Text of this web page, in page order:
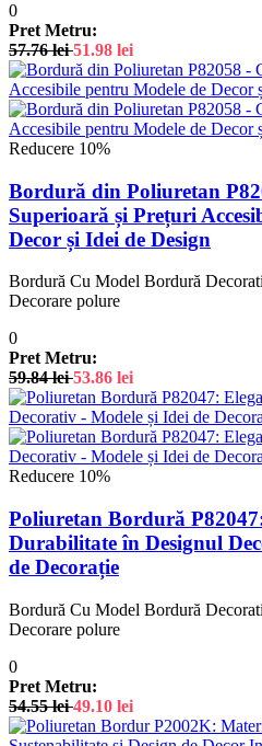
0
Pret Metru:
57.76lei 51.98 lei
Reducere 10%
Bordură din Poliuretan
Superioară și Prețuri
Decor și Idei de Design
Bordură Cu Model Bordură
Decorare polure
0
Pret Metru:
59.84lei 53.86 lei
Reducere 10%
Poliuretan Bordură
Durabilitate în Designul
de Decorație
Bordură Cu Model Bordură
Decorare polure
0
Pret Metru:
54.55lei 49.10 lei